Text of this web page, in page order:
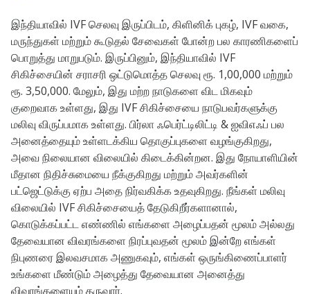
இந்தியாவில் IVF செலவு இருப்பிடம், கிளினிக் புகழ், IVF வகை,
மருந்துகள் மற்றும் கூடுதல் சேவைகள் போன்ற பல காரணிகளைப்
பொறுத்து மாறுபடும். இருப்பினும், இந்தியாவில் IVF
சிகிச்சையின் சராசரி ஒட்டுமொத்த செலவு ரூ. 1,00,000 மற்றும்
ரூ. 3,50,000. மேலும், இது மற்ற நாடுகளை விட மிகவும்
குறைவாக உள்ளது, இது IVF சிகிச்சையை நாடுபவர்களுக்கு
மலிவு விருப்பமாக உள்ளது. பிர்லா ஃபெர்ட்டிலிட்டி & ஐவிஎஃப் பல
அனைத்தையும் உள்ளடக்கிய தொகுப்புகளை வழங்குகிறது,
அவை நிலையான விலையில் கிடைக்கின்றன. இது நோயாளியின்
மீதான நிதிச்சுமையை நீக்குகிறது மற்றும் அவர்களின்
பட்ஜெட்டுக்கு ஏற்ப அதை நிர்வகிக்க உதவுகிறது. நீங்கள் மலிவு
விலையில் IVF சிகிச்சையைத் தேடுகிறீர்களானால்,
கொடுக்கப்பட்ட எண்ணில் எங்களை அழைப்பதன் மூலம் அல்லது
தேவையான விவரங்களை நிரப்புவதன் மூலம் இன்றே எங்கள்
நிபுணரை இலவசமாக அணுகவும், எங்கள் ஒருங்கிணைப்பாளர்
உங்களை மீண்டும் அழைத்து தேவையான அனைத்து
விவரங்களையும் தருவார்.